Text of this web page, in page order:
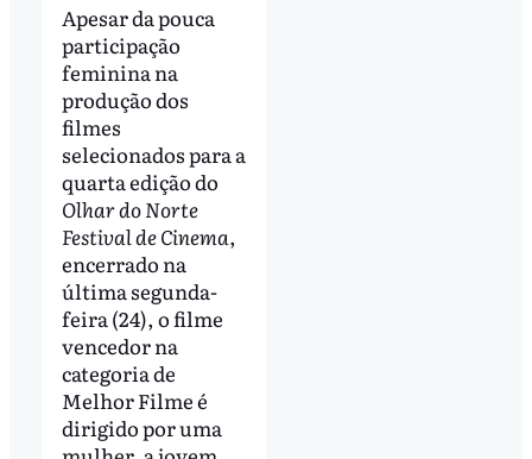
Apesar da pouca
participação
feminina na
produção dos
filmes
selecionados para a
quarta edição do
Olhar do Norte
Festival de Cinema,
encerrado na
última segunda-
feira (24), o filme
vencedor na
categoria de
Melhor Filme é
dirigido por uma